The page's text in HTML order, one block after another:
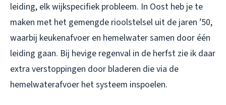
leiding, elk wijkspecifiek probleem. In Oost heb je te
maken met het gemengde rioolstelsel uit de jaren ’50,
waarbij keukenafvoer en hemelwater samen door één
leiding gaan. Bij hevige regenval in de herfst zie ik daar
extra verstoppingen door bladeren die via de
hemelwaterafvoer het systeem inspoelen.